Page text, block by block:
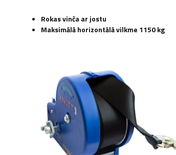
Rokas vinča ar jostu
Maksimālā horizontālā vilkme 1150 kg